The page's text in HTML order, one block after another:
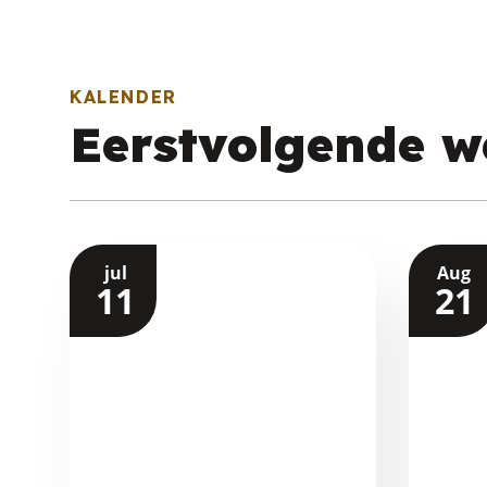
KALENDER
Eerstvolgende
jul
11
Aug
21